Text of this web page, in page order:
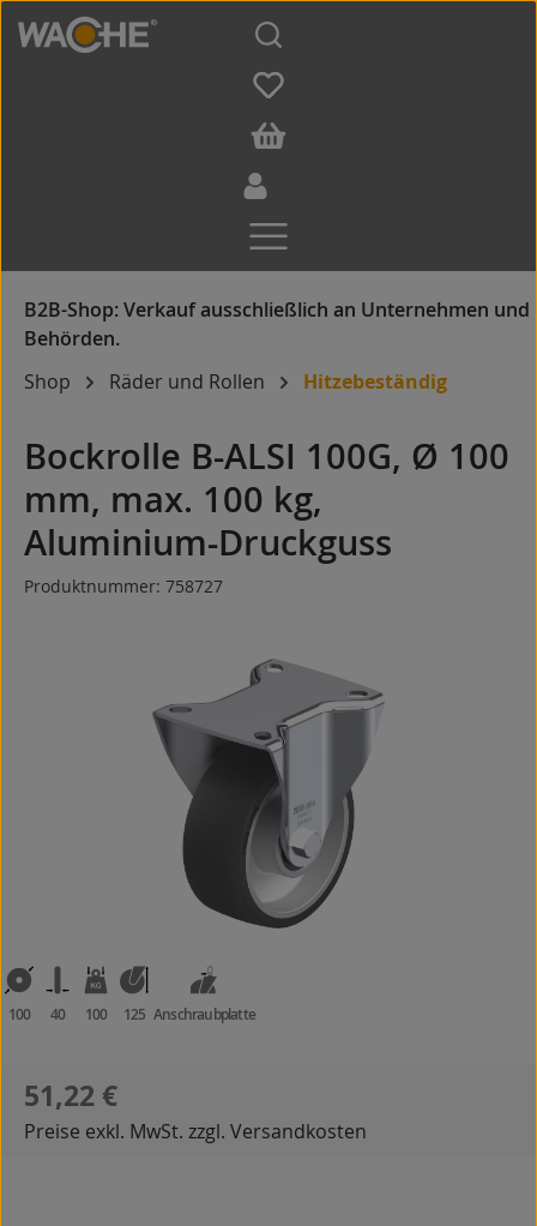
Zum Hauptinhalt springen
Shop Räder und Rollen Hitzebeständig
Bockrolle B-ALSI 100G, Ø 100
mm, max. 100 kg,
Aluminium-Druckguss
Produktnummer: 758727
100 40 100 125 Anschraubplatte
Regulärer Preis:
51,22 €
Preise exkl. MwSt. zzgl. Versandkosten